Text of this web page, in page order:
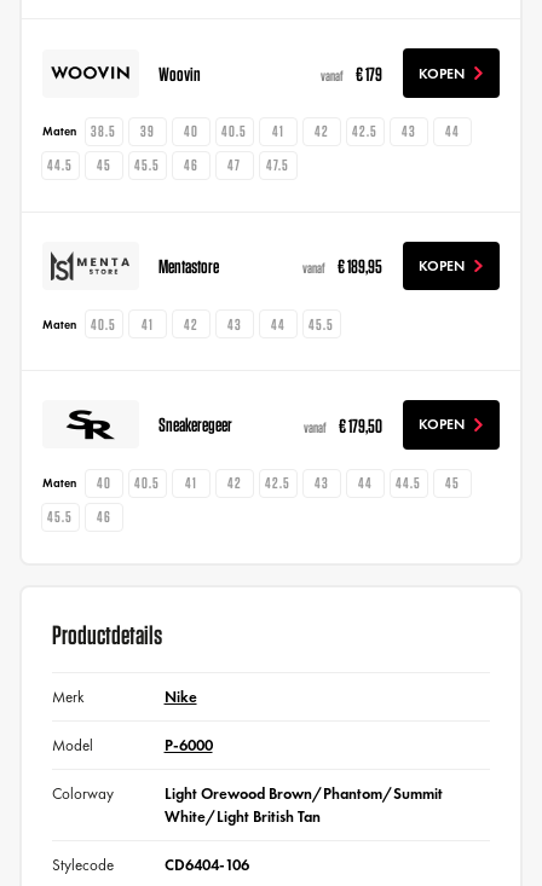
Woovin vanaf € 179 KOPEN
Maten 38.5 39 40 40.5 41 42 42.5 43
44
44.5
45 45.5 46 47 47.5
Mentastore vanaf € 189,95 KOPEN
Maten 40.5 41 42 43 44 45.5
Sneakeregeer vanaf € 179,50 KOPEN
Maten 40 40.5 41 42 42.5 43 44 44.5
45
45.5
46
Productdetails
Merk Nike
Model P-6000
Colorway
Light Orewood Brown/Phantom/Summit
White/Light British Tan
Stylecode CD6404-106